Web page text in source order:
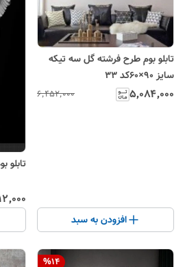
تابلو بوم طرح فرشته گل سه تیکه
سایز ۹۰×۶۰کد ۳۳
۵٬۰۸۴٬۰۰۰ ۶٬۴۵۲٬۰۰۰
افزودن به سبد
تابلو
%14